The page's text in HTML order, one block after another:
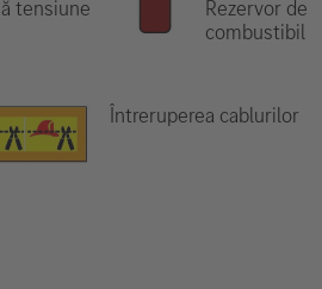
tensiune
Rezervor de
combustibil
Întreruperea cablurilor